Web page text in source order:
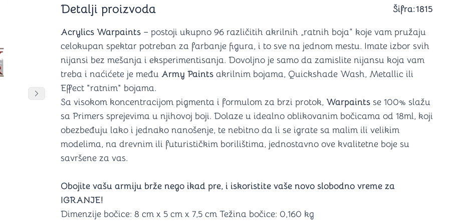
Šah
Domine
4 u 1 igre
Backgammon (Tavla)
Kockice D6 (za Jamb)
Kutijice
Mozgalice
Hanayama
Kocke
Ostale mozgalice
Stripovi
Pomeranje sadržaja slajdera u desno
Detalji proizvoda Šifra:1815
Acrylics Warpaints – postoji ukupno 96 različitih akrilnih „ratnih boja“ koje vam pružaju
celokupan spektar potreban za farbanje figura, i to sve na jednom mestu. Imate izbor svih
nijansi bez mešanja i eksperimentisanja. Dovoljno je samo da zamislite nijansu koja vam
treba i naćićete je među Army Paints akrilnim bojama, Quickshade Wash, Metallic ili
Effect "ratnim" bojama.
Sa visokom koncentracijom pigmenta i formulom za brzi protok, Warpaints se 100% slažu
sa Primers sprejevima u njihovoj boji. Dolaze u idealno oblikovanim bočicama od 18ml, koji
obezbeđuju lako i jednako nanošenje, te nebitno da li se igrate sa malim ili velikim
modelima, na drevnim ili futurističkim borilištima, jednostavno ove kvalitetne boje su
savršene za vas.
Obojite vašu armiju brže nego ikad pre, i iskoristite vaše novo slobodno vreme za
IGRANJE!
Dimenzije bočice: 8 cm x 5 cm x 7,5 cm Težina bočice: 0,160 kg